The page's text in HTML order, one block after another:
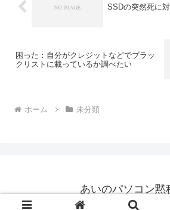
SSDの突然死に
困った：自分がクレジットなどでブラッ
クリストに載っているか調べたい
ホーム 未分類
あいのパソコン黙
© 2006 あいのパソコン